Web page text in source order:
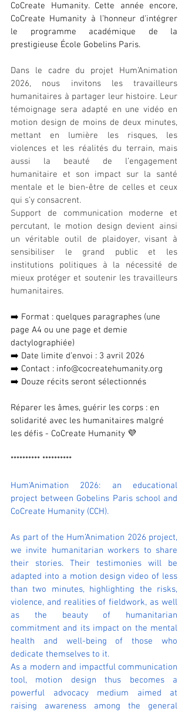
CoCreate Humanity. Cette année encore,
CoCreate Humanity à l’honneur d'intégrer
le programme académique de la
prestigieuse École Gobelins Paris.
Dans le cadre du projet Hum’Animation
2026, nous invitons les travailleurs
humanitaires à partager leur histoire. Leur
témoignage sera adapté en une vidéo en
motion design de moins de deux minutes,
mettant en lumière les risques, les
violences et les réalités du terrain, mais
aussi la beauté de l’engagement
humanitaire et son impact sur la santé
mentale et le bien-être de celles et ceux
qui s’y consacrent.
Support de communication moderne et
percutant, le motion design devient ainsi
un véritable outil de plaidoyer, visant à
sensibiliser le grand public et les
institutions politiques à la nécessité de
mieux protéger et soutenir les travailleurs
humanitaires.
➡️ Format : quelques paragraphes (une
page A4 ou une page et demie
dactylographiée)
➡️ Date limite d’envoi : 3 avril 2026
➡️ Contact : info@cocreatehumanity.org
➡️ Douze récits seront sélectionnés
Réparer les âmes, guérir les corps : en
solidarité avec les humanitaires malgré
les défis - CoCreate Humanity 💜
********** **********
Hum'Animation 2026: an educational
project between Gobelins Paris school and
CoCreate Humanity (CCH).
As part of the Hum’Animation 2026 project,
we invite humanitarian workers to share
their stories. Their testimonies will be
adapted into a motion design video of less
than two minutes, highlighting the risks,
violence, and realities of fieldwork, as well
as the beauty of humanitarian
commitment and its impact on the mental
health and well-being of those who
dedicate themselves to it.
As a modern and impactful communication
tool, motion design thus becomes a
powerful advocacy medium aimed at
raising awareness among the general